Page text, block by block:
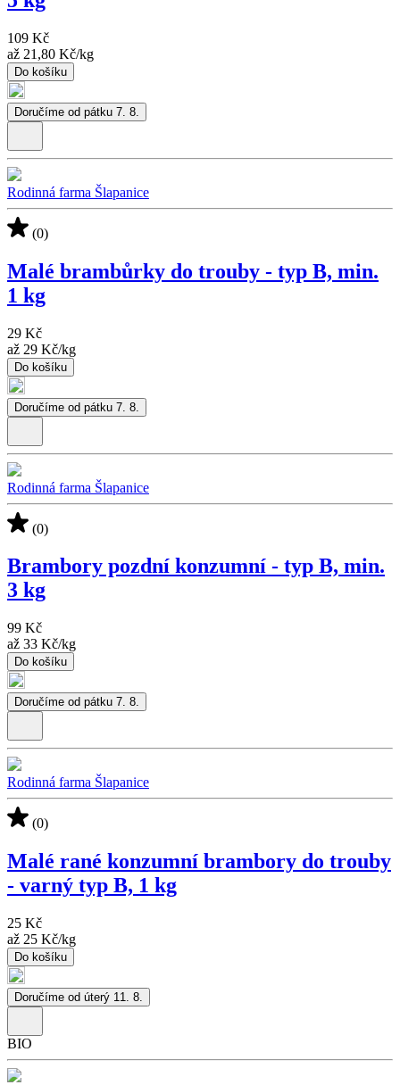
109 Kč
až 21,80 Kč/kg
Do košíku
Doručíme od pátku 7. 8.
Rodinná farma Šlapanice
(0)
Malé brambůrky do trouby - typ B, min.
1 kg
29 Kč
až 29 Kč/kg
Do košíku
Doručíme od pátku 7. 8.
Rodinná farma Šlapanice
(0)
Brambory pozdní konzumní - typ B, min.
3 kg
99 Kč
až 33 Kč/kg
Do košíku
Doručíme od pátku 7. 8.
Rodinná farma Šlapanice
(0)
Malé rané konzumní brambory do trouby
- varný typ B, 1 kg
25 Kč
až 25 Kč/kg
Do košíku
Doručíme od úterý 11. 8.
BIO